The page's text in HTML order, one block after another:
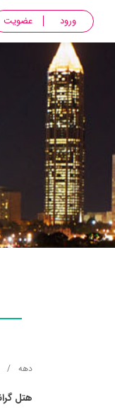
ورود عضویت
دهه
هتل